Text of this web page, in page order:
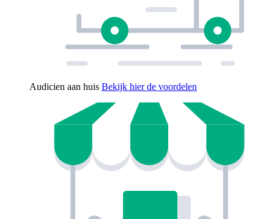
Audicien aan huis Bekijk hier de voordelen